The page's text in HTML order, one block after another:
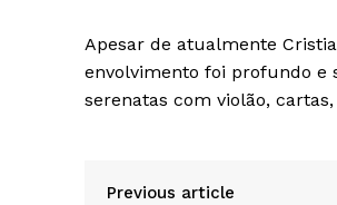
Apesar de atualmente
envolvimento foi profundo e
serenatas com violão,
Previous article